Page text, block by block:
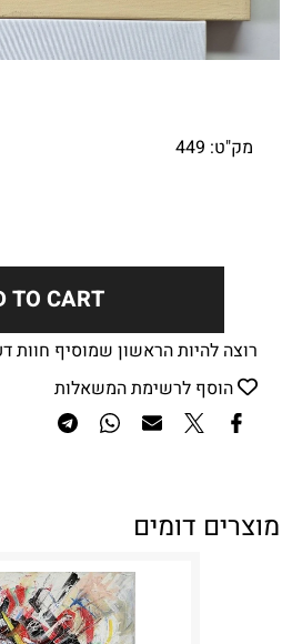
מק"ט: 449
TO CART
רוצה להיות הראשון שמוסיף חוות
הוסף לרשימת המשאלות
מוצרים דומים